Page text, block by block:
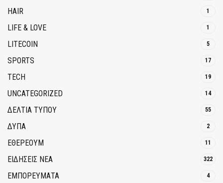
HAIR 1
LIFE & LOVE 1
LITECOIN 5
SPORTS 17
TECH 19
UNCATEGORIZED 14
ΔΕΛΤΙΑ ΤΥΠΟΥ 55
ΔΥΠΑ 2
ΕΘΈΡΕΟΥΜ 11
ΕΙΔΗΣΕΙΣ ΝΕΑ 322
ΕΜΠΟΡΕΥΜΑΤΑ 4